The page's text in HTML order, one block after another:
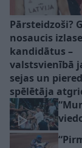
Pārsteidzoši?
nosaucis
kandidātus –
valstsvienībā
sejas un
spēlētāja